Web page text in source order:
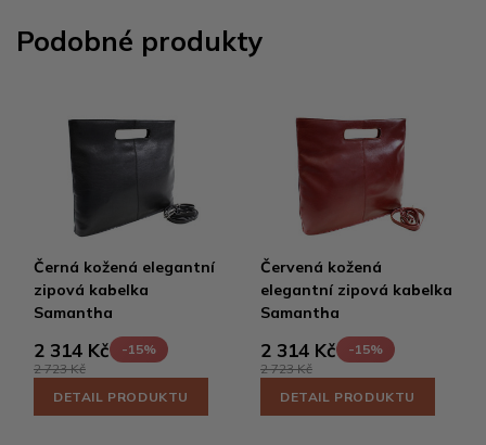
Podobné produkty
Černá kožená elegantní
zipová kabelka
Samantha
2 314 Kč
-15%
2 723 Kč
DETAIL PRODUKTU
Červená kožená
elegantní zipová kabelka
Samantha
2 314 Kč
-15%
2 723 Kč
DETAIL PRODUKTU